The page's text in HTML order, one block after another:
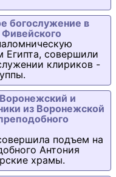
богослужение в
Египта, совершили
клириков -
и
из Воронежской
подъем на
Антония
храмы.